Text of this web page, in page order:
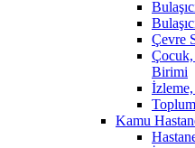
Çevre
Çocuk,
Birimi
Kamu